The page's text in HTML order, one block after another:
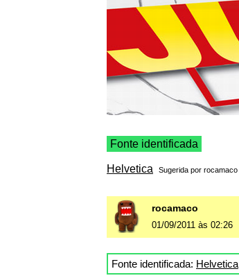
Fonte identificada
Helvetica Sugerida por rocamaco
rocamaco
01/09/2011 às 02:26
Fonte identificada: Helvetica